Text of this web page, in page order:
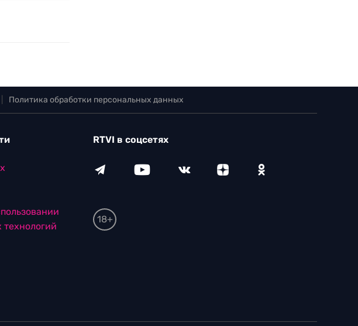
Политика обработки персональных данных
RTVI в соцсетях
18+